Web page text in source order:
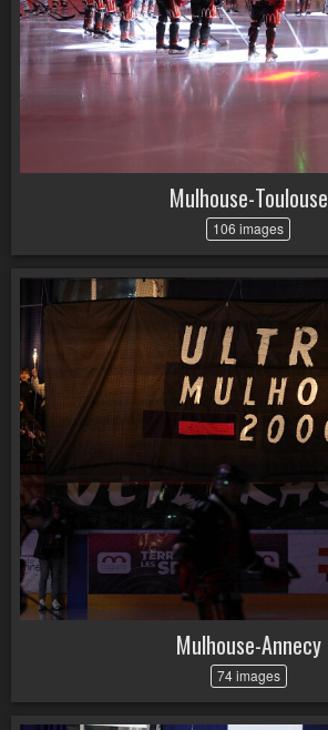
Mulhouse-Toulouse
106 images
Mulhouse-Annecy
74 images